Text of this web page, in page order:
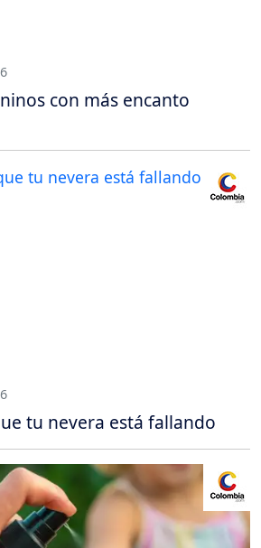
con más encanto
tu nevera está fallando